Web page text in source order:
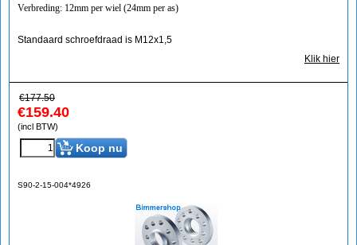
Verbreding: 12mm per wiel (24mm per as)
Standaard schroefdraad is M12x1,5
Klik hier
€177.50
€159.40
(incl BTW)
Koop nu
S90-2-15-004*4926